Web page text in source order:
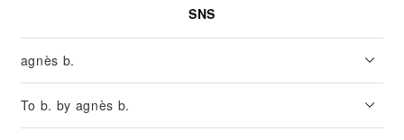
SNS
agnès b.
To b. by agnès b.